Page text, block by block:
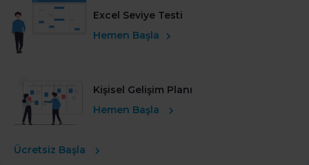
Excel Seviye Testi
Hemen Başla
Kişisel Gelişim Planı
Hemen Başla
Ücretsiz Başla